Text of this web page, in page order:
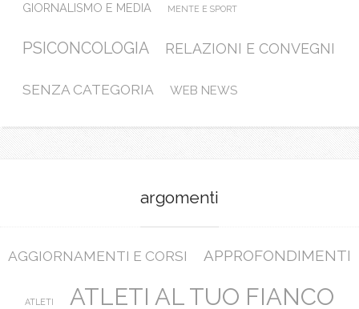
GIORNALISMO E MEDIA MENTE E SPORT
PSICONCOLOGIA RELAZIONI E CONVEGNI
SENZA CATEGORIA WEB NEWS
argomenti
AGGIORNAMENTI E CORSI APPROFONDIMENTI
ATLETI ATLETI AL TUO FIANCO